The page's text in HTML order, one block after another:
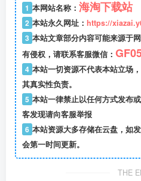
1 本网站名称： 海淘下载站
2 本站永久网址： https://
3 本站文章部分内容可能来源于
有侵权，请联系客服微信：
4 本站一切资源不代表本站立场
其真实性负责。
5 本站一律禁止以任何方式发布
客发现请向客服举报
6 本站资源大多存储在云盘，如
会第一时间更新。
THE